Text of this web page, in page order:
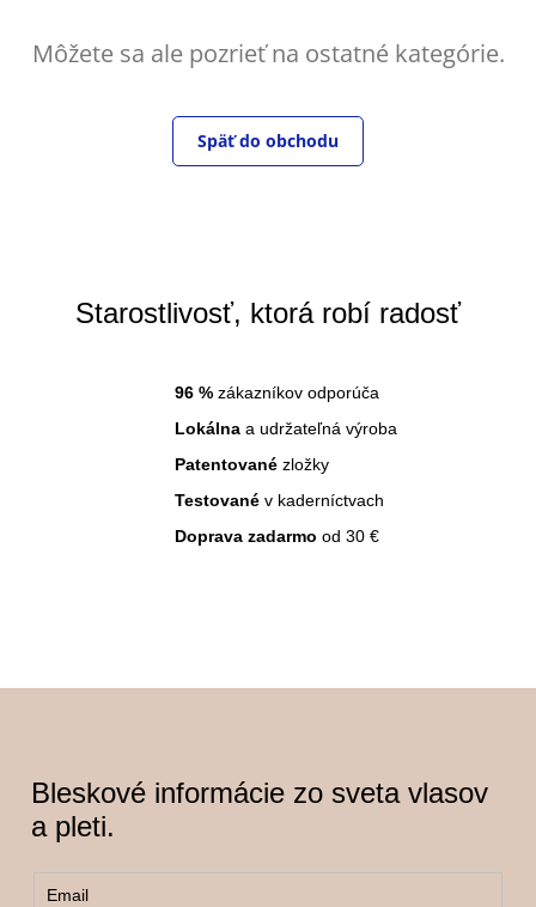
Môžete sa ale pozrieť na ostatné kategórie.
Späť do obchodu
Starostlivosť, ktorá robí radosť
96 % zákazníkov odporúča
Lokálna a udržateľná výroba
Patentované zložky
Testované v kaderníctvach
Doprava zadarmo od 30 €
Bleskové informácie zo sveta vlasov
a pleti.
Email